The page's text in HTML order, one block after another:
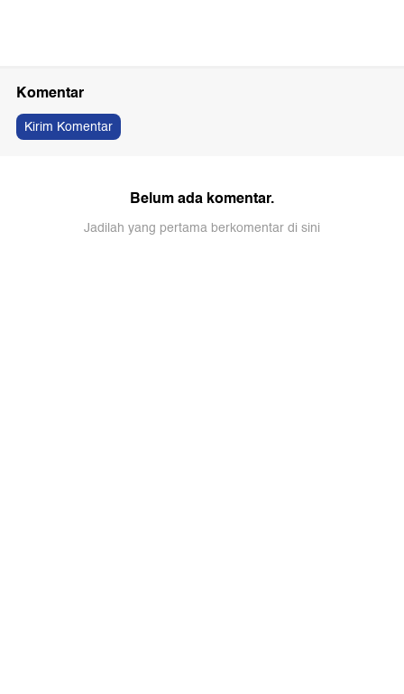
Komentar
Kirim Komentar
Belum ada komentar.
Jadilah yang pertama berkomentar di sini